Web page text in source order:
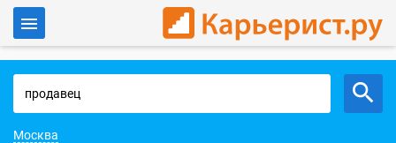
Работа в Москве
Москва